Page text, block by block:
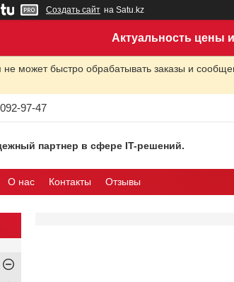
Создать сайт на Satu.kz
Актуальность цены
может быстро обрабатывать заказы и
97-47
партнер в сфере IT-решений.
О нас Контакты Отзывы